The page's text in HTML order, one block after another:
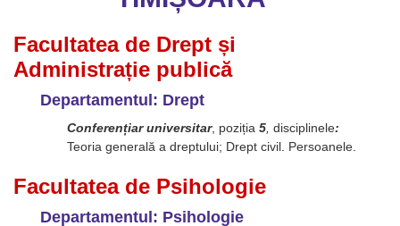
Facultatea de Drept și
Administrație publică
Departamentul: Drept
Conferențiar universitar, poziția 5 disciplinele:
Teoria generală a dreptului; Drept civil. Persoanele.
Facultatea de Psihologie
Departamentul: Psihologie